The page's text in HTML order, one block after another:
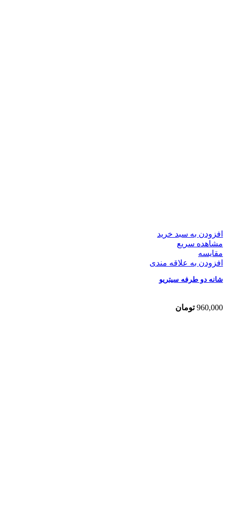
افزودن به سبد خرید
مشاهده سریع
مقایسه
افزودن به علاقه مندی
شانه دو طرفه سیتریو
960,000 تومان